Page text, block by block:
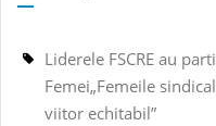
Liderele FSCRE au
Femei„Femeile
viitor echitabil”